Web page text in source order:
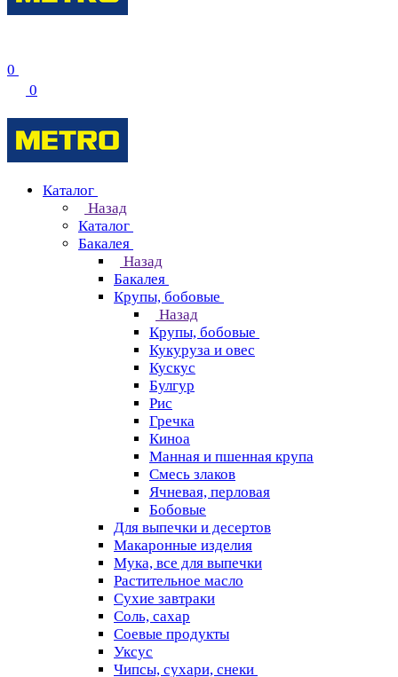
0
0
Каталог
Назад
Каталог
Бакалея
Назад
Бакалея
Крупы, бобовые
Назад
Крупы, бобовые
Кукуруза и овес
Кускус
Булгур
Рис
Гречка
Киноа
Манная и пшенная крупа
Смесь злаков
Ячневая, перловая
Бобовые
Для выпечки и десертов
Макаронные изделия
Мука, все для выпечки
Растительное масло
Сухие завтраки
Соль, сахар
Соевые продукты
Уксус
Чипсы, сухари, снеки